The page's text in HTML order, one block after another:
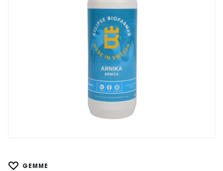
GEMME